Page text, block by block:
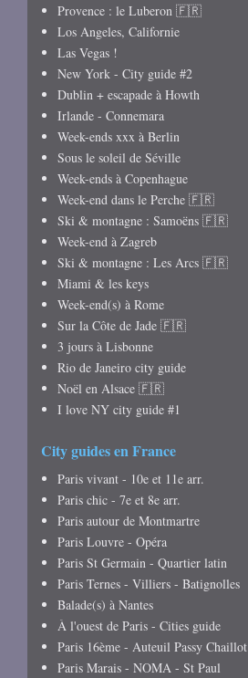
Provence : le Luberon 🇫🇷
Los Angeles, Californie
Las Vegas !
New York - City guide #2
Dublin + escapade à Howth
Irlande - Connemara
Week-ends xxx à Berlin
Sous le soleil de Séville
Week-ends à Copenhague
Week-end dans le Perche 🇫🇷
Ski & montagne : Samoëns 🇫🇷
Week-end à Zagreb
Ski & montagne : Les Arcs 🇫🇷
Miami & les keys
Week-end(s) à Rome
Sur la Côte de Jade 🇫🇷
3 jours à Lisbonne
Rio de Janeiro city guide
Noël en Alsace 🇫🇷
I love NY city guide #1
City guides en France
Paris vivant - 10e et 11e arr.
Paris chic - 7e et 8e arr.
Paris autour de Montmartre
Paris Louvre - Opéra
Paris St Germain - Quartier latin
Paris Ternes - Villiers - Batignolles
Balade(s) à Nantes
À l'ouest de Paris - Cities guide
Paris 16ème - Auteuil Passy Chaillot
Paris Marais - NOMA - St Paul